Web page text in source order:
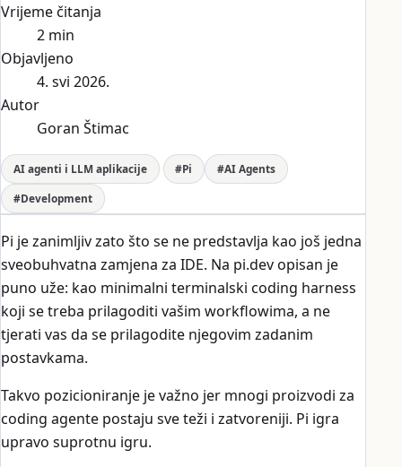
Vrijeme čitanja
2 min
Objavljeno
4. svi 2026.
Autor
Goran Štimac
AI agenti i LLM aplikacije #Pi #AI Agents
#Development
Pi je zanimljiv zato što se ne predstavlja kao još jedna
sveobuhvatna zamjena za IDE. Na pi.dev opisan je
puno uže: kao minimalni terminalski coding harness
koji se treba prilagoditi vašim workflowima, a ne
tjerati vas da se prilagodite njegovim zadanim
postavkama.
Takvo pozicioniranje je važno jer mnogi proizvodi za
coding agente postaju sve teži i zatvoreniji. Pi igra
upravo suprotnu igru.